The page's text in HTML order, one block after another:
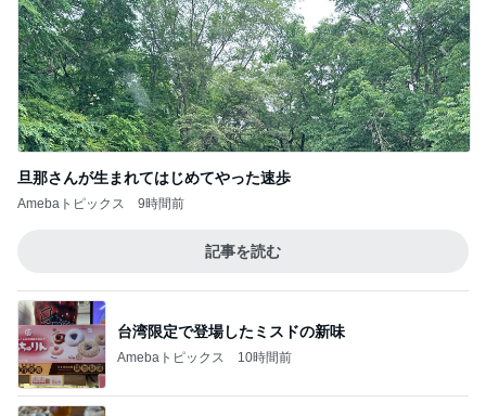
旦那さんが生まれてはじめてやった速歩
Amebaトピックス 9時間前
記事を読む
台湾限定で登場したミスドの新味
Amebaトピックス 10時間前